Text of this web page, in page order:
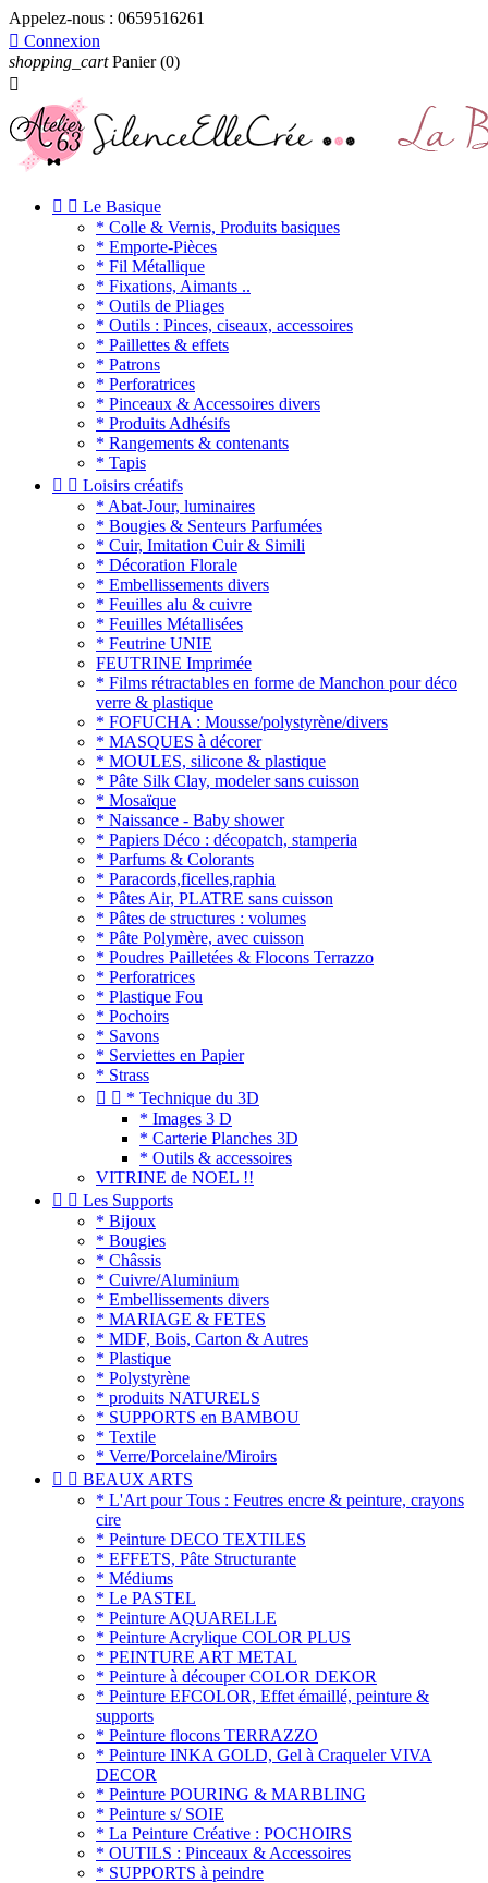
Appelez-nous : 0659516261
 Connexion
shopping_cart Panier (0)

  Le Basique
* Colle & Vernis, Produits basiques
* Emporte-Pièces
* Fil Métallique
* Fixations, Aimants ..
* Outils de Pliages
* Outils : Pinces, ciseaux, accessoires
* Paillettes & effets
* Patrons
* Perforatrices
* Pinceaux & Accessoires divers
* Produits Adhésifs
* Rangements & contenants
* Tapis
  Loisirs créatifs
* Abat-Jour, luminaires
* Bougies & Senteurs Parfumées
* Cuir, Imitation Cuir & Simili
* Décoration Florale
* Embellissements divers
* Feuilles alu & cuivre
* Feuilles Métallisées
* Feutrine UNIE
FEUTRINE Imprimée
* Films rétractables en forme de Manchon pour déco
verre & plastique
* FOFUCHA : Mousse/polystyrène/divers
* MASQUES à décorer
* MOULES, silicone & plastique
* Pâte Silk Clay, modeler sans cuisson
* Mosaïque
* Naissance - Baby shower
* Papiers Déco : décopatch, stamperia
* Parfums & Colorants
* Paracords,ficelles,raphia
* Pâtes Air, PLATRE sans cuisson
* Pâtes de structures : volumes
* Pâte Polymère, avec cuisson
* Poudres Pailletées & Flocons Terrazzo
* Perforatrices
* Plastique Fou
* Pochoirs
* Savons
* Serviettes en Papier
* Strass
  * Technique du 3D
* Images 3 D
* Carterie Planches 3D
* Outils & accessoires
VITRINE de NOEL !!
  Les Supports
* Bijoux
* Bougies
* Châssis
* Cuivre/Aluminium
* Embellissements divers
* MARIAGE & FETES
* MDF, Bois, Carton & Autres
* Plastique
* Polystyrène
* produits NATURELS
* SUPPORTS en BAMBOU
* Textile
* Verre/Porcelaine/Miroirs
  BEAUX ARTS
* L'Art pour Tous : Feutres encre & peinture, crayons
cire
* Peinture DECO TEXTILES
* EFFETS, Pâte Structurante
* Médiums
* Le PASTEL
* Peinture AQUARELLE
* Peinture Acrylique COLOR PLUS
* PEINTURE ART METAL
* Peinture à découper COLOR DEKOR
* Peinture EFCOLOR, Effet émaillé, peinture &
supports
* Peinture flocons TERRAZZO
* Peinture INKA GOLD, Gel à Craqueler VIVA
DECOR
* Peinture POURING & MARBLING
* Peinture s/ SOIE
* La Peinture Créative : POCHOIRS
* OUTILS : Pinceaux & Accessoires
* SUPPORTS à peindre